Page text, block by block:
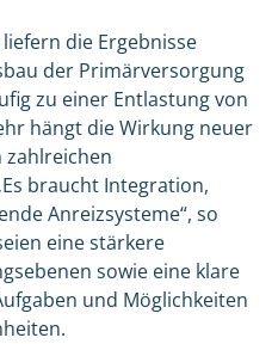
die Ergebnisse
der Primärversorgung
zu einer Entlastung von
hängt die Wirkung neuer
zahlreichen
braucht Integration,
Anreizsysteme“, so
eine stärkere
sowie eine klare
und Möglichkeiten